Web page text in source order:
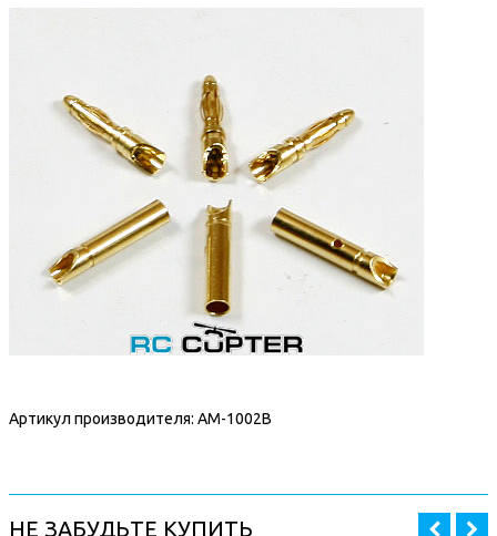
Артикул производителя: AM-1002B
НЕ ЗАБУДЬТЕ КУПИТЬ